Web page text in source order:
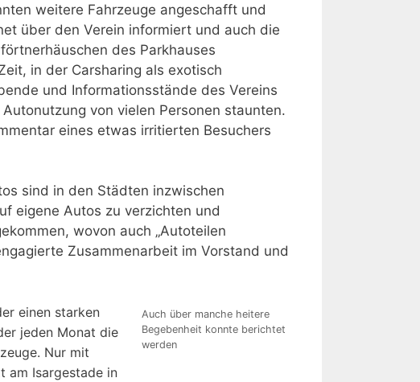
weitere Fahrzeuge angeschafft und
über den Verein informiert und auch die
des Parkhauses
in der Carsharing als exotisch
und Informationsstände des Vereins
von vielen Personen staunten.
eines etwas irritierten Besuchers
sind in den Städten inzwischen
eigene Autos zu verzichten und
wovon auch „Autoteilen
Zusammenarbeit im Vorstand und
Auch über manche heitere
Begebenheit konnte berichtet
werden
einen starken
jeden Monat die
Nur mit
am Isargestade in